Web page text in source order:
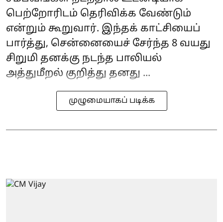
பெற்றோரிடம் தெரிவிக்க வேண்டும்
என்றும் கூறுவார். இந்தக் காட்சியைப்
பார்த்து, சென்னையைச் சேர்ந்த 8 வயது
சிறுமி தனக்கு நடந்த பாலியல்
அத்துமீறல் குறித்து தனது ...
முழுமையாகப் படிக்க